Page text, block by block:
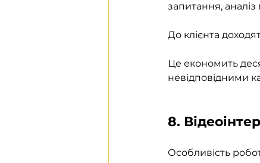
запитання, аналіз
До клієнта
Це економить
невідповідними
8.
Особливість